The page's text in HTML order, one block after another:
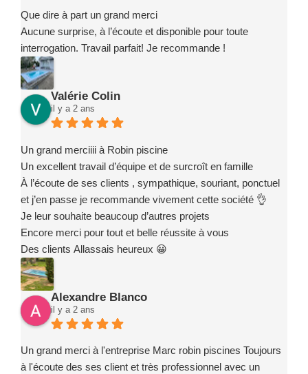
Que dire à part un grand merci
Aucune surprise, à l’écoute et disponible pour toute
interrogation. Travail parfait! Je recommande !
Valérie Colin
il y a 2 ans
Un grand merciiii à Robin piscine
Un excellent travail d’équipe et de surcroît en famille
À l’écoute de ses clients , sympathique, souriant, ponctuel
et j’en passe je recommande vivement cette société 👌
Je leur souhaite beaucoup d’autres projets
Encore merci pour tout et belle réussite à vous
Des clients Allassais heureux 😀
Alexandre Blanco
il y a 2 ans
Un grand merci à l'entreprise Marc robin piscines Toujours
à l'écoute des ses client et très professionnel avec un